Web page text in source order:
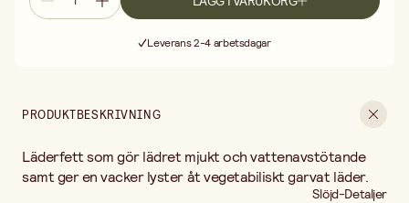
Leverans 2-4 arbetsdagar
PRODUKTBESKRIVNING
Läderfett som gör lädret mjukt och vattenavstötande
samt ger en vacker lyster åt vegetabiliskt garvat läder.
Slöjd-Detaljer